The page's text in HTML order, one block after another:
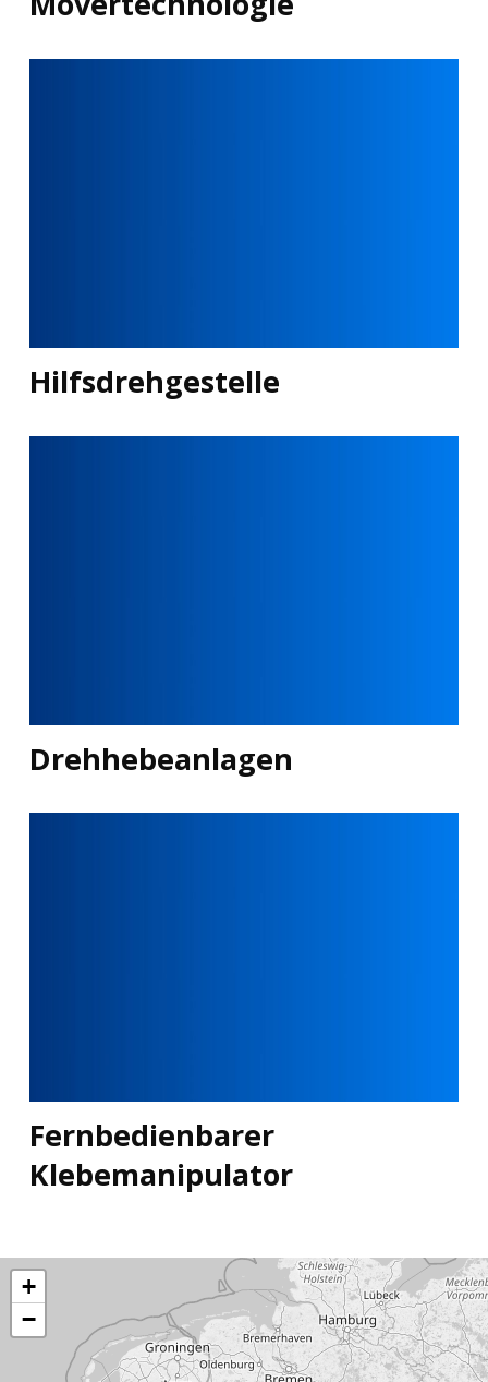
Hilfsdrehgestelle
Drehhebeanlagen
Fernbedienbarer
Klebemanipulator
+
−